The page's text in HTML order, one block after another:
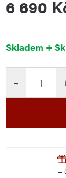
6 690
Měrná
Skladem +
−
+